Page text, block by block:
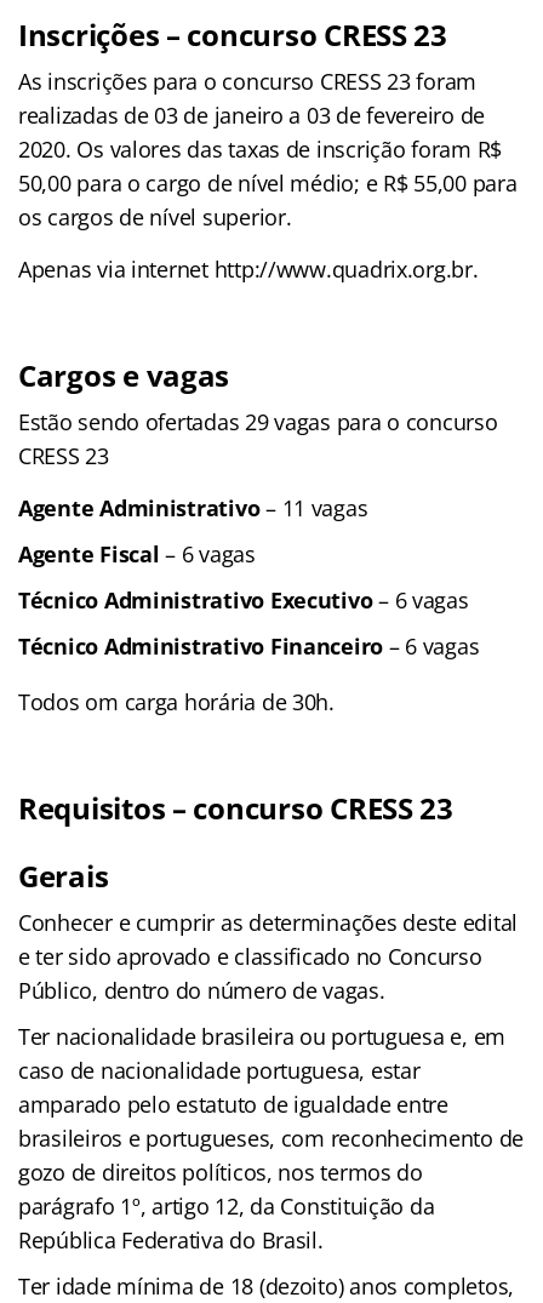
Inscrições – concurso CRESS 23
As inscrições para o concurso CRESS 23 foram
realizadas de 03 de janeiro a 03 de fevereiro de
2020. Os valores das taxas de inscrição foram R$
50,00 para o cargo de nível médio; e R$ 55,00 para
os cargos de nível superior.
Apenas via internet http://www.quadrix.org.br.
Cargos e vagas
Estão sendo ofertadas 29 vagas para o concurso
CRESS 23
Agente Administrativo– 11 vagas
Agente Fiscal– 6 vagas
Técnico Administrativo Executivo– 6 vagas
Técnico Administrativo Financeiro – 6 vagas
Todos om carga horária de 30h.
Requisitos – concurso CRESS 23
Gerais
Conhecer e cumprir as determinações deste edital
e ter sido aprovado e classificado no Concurso
Público, dentro do número de vagas.
Ter nacionalidade brasileira ou portuguesa e, em
caso de nacionalidade portuguesa, estar
amparado pelo estatuto de igualdade entre
brasileiros e portugueses, com reconhecimento de
gozo de direitos políticos, nos termos do
parágrafo 1º, artigo 12, da Constituição da
República Federativa do Brasil.
Ter idade mínima de 18 (dezoito) anos completos,